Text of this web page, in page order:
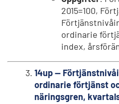
2015=100,
ordinarie
index,
14up --
ordinarie förtjänst
näringsgren,